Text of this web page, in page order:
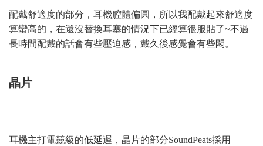
配戴舒適度的部分，耳機腔體偏圓，所以我配戴起來舒適度
算蠻高的，在還沒替換耳塞的情況下已經算很服貼了~不過
長時間配戴的話會有些壓迫感，戴久後感覺會有些悶。
晶片
耳機主打電競級的低延遲，晶片的部分SoundPeats採用